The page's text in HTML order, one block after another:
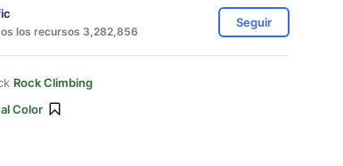
los recursos 3,282,856
Seguir
Rock Climbing
Color